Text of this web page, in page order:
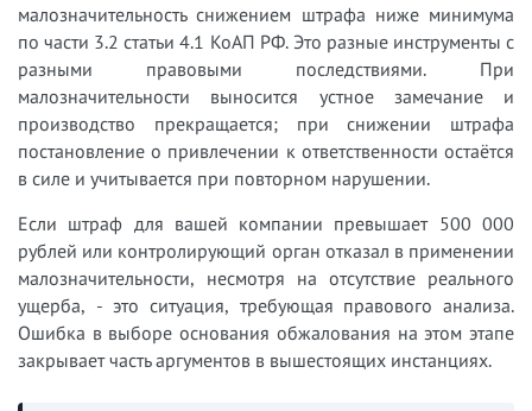
малозначительность снижением штрафа ниже минимума
по части 3.2 статьи 4.1 КоАП РФ. Это разные инструменты с
разными правовыми последствиями. При
малозначительности выносится устное замечание и
производство прекращается; при снижении штрафа
постановление о привлечении к ответственности остаётся
в силе и учитывается при повторном нарушении.
Если штраф для вашей компании превышает 500 000
рублей или контролирующий орган отказал в применении
малозначительности, несмотря на отсутствие реального
ущерба, - это ситуация, требующая правового анализа.
Ошибка в выборе основания обжалования на этом этапе
закрывает часть аргументов в вышестоящих инстанциях.